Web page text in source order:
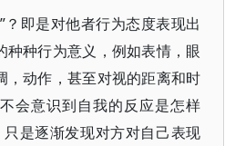
？即是对他者行为态度表现出
种种行为意义，例如表情，眼
，动作，甚至对视的距离和时
会意识到自我的反应是怎样
只是逐渐发现对方对自己表现